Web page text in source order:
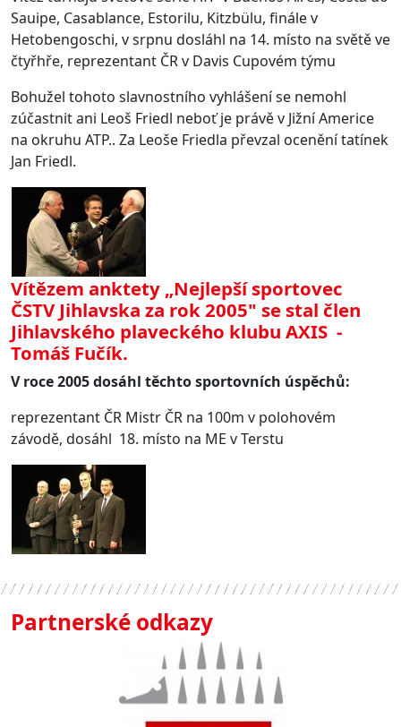
Sauipe, Casablance, Estorilu, Kitzbülu, finále v
Hetobengoschi, v srpnu dosláhl na 14. místo na světě ve
čtyřhře, reprezentant ČR v Davis Cupovém týmu
Bohužel tohoto slavnostního vyhlášení se nemohl
zúčastnit ani Leoš Friedl neboť je právě v Jižní Americe
na okruhu ATP.. Za Leoše Friedla převzal ocenění tatínek
Jan Friedl.
Vítězem anktety „Nejlepší sportovec
ČSTV Jihlavska za rok 2005" se stal člen
Jihlavského plaveckého klubu AXIS -
Tomáš Fučík.
V roce 2005 dosáhl těchto sportovních úspěchů:
reprezentant ČR Mistr ČR na 100m v polohovém
závodě, dosáhl 18. místo na ME v Terstu
Partnerské odkazy